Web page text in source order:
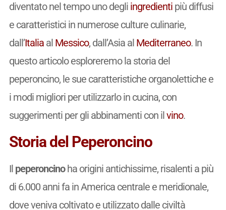
diventato nel tempo uno degli ingredientipiù diffusi
e caratteristici in numerose culture culinarie,
dall’Italiaal Messico, dall’Asia al Mediterraneo. In
questo articolo esploreremo la storia del
peperoncino, le sue caratteristiche organolettiche e
i modi migliori per utilizzarlo in cucina, con
suggerimenti per gli abbinamenti con il vino.
Storia del Peperoncino
Il peperoncinoha origini antichissime, risalenti a più
di 6.000 anni fa in America centrale e meridionale,
dove veniva coltivato e utilizzato dalle civiltà